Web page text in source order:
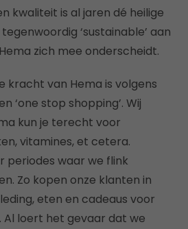
kwaliteit is al jaren dé heilige
‘sustainable’ aan
zich mee onderscheidt.
kracht van Hema is volgens
‘one stop shopping’. Wij
kun je terecht voor
vitamines, et cetera.
periodes waar we flink
Zo kopen onze klanten in
eten en cadeaus voor
Al loert het gevaar dat we